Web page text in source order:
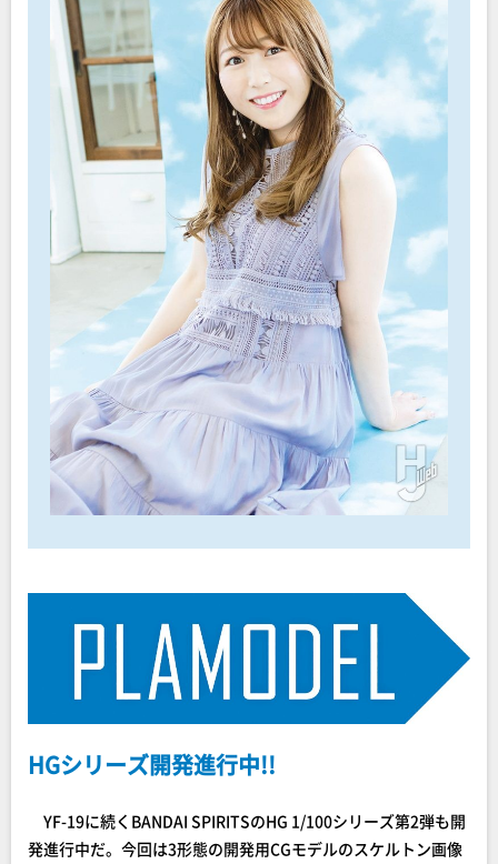
HGシリーズ開発進行中!!
YF-19に続くBANDAI SPIRITSのHG 1/100シリーズ第2弾も開
発進行中だ。今回は3形態の開発用CGモデルのスケルトン画像